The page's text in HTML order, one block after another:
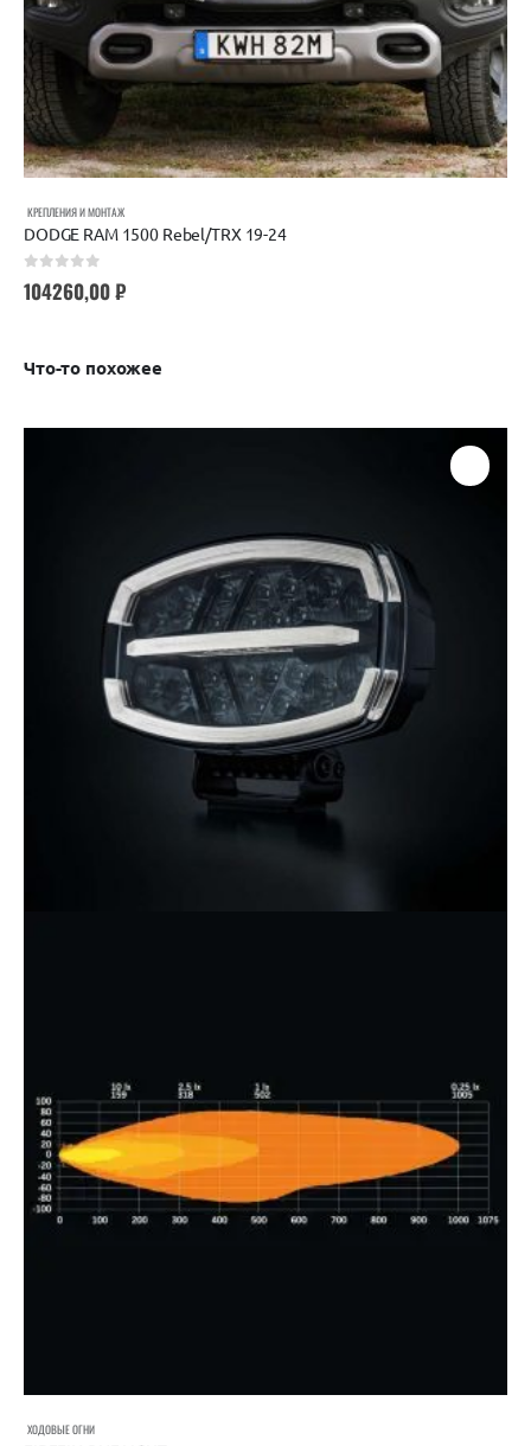
КРЕПЛЕНИЯ И МОНТАЖ
DODGE RAM 1500 Rebel/TRX 19-24
104260,00₽
Что-то похожее
ХОДОВЫЕ ОГНИ